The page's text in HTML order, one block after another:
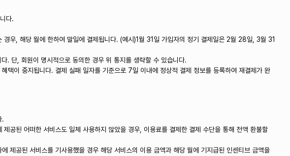
다.
우, 해당 월에 한하여 말일에 결제됩니다. (예시)1월 31일 가입자의 정기 결제일은 2월 28일, 3월 31
. 단, 회원이 명시적으로 동의한 경우 위 통지를 생략할 수 있습니다.
이 중지됩니다. 결제 실패 일자를 기준으로 7일 이내에 정상적 결제 정보를 등록하여 재결제가 완
.
공된 어떠한 서비스도 일체 사용하지 않았을 경우, 이용료를 결제한 결제 수단을 통해 전액 환불할
제공된 서비스를 기사용했을 경우 해당 서비스의 이용 금액과 해당 월에 기지급된 인센티브 금액을